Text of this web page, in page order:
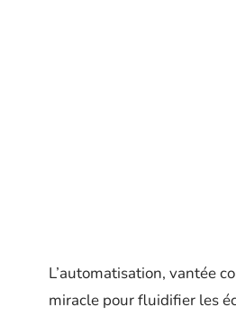
L’automatisation, vantée
miracle pour fluidifier les